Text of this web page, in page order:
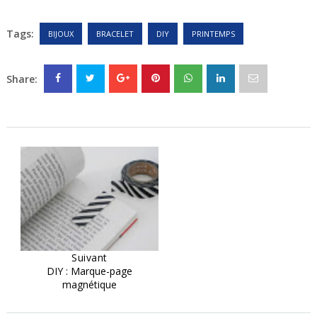
Tags: BIJOUX BRACELET DIY PRINTEMPS
Share:
Suivant
DIY : Marque-page
magnétique